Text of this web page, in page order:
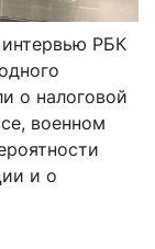
РБК
о налоговой
военном
и о